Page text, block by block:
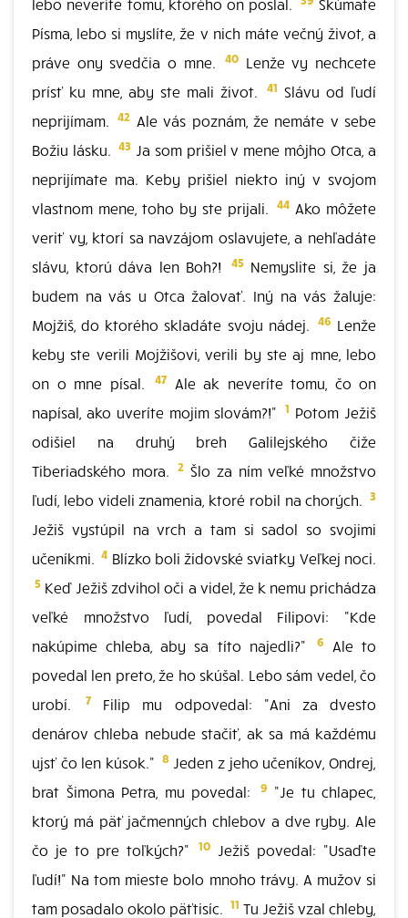
lebo neveríte tomu, ktorého on poslal.
Skúmate
Písma, lebo si myslíte, že v nich máte večný život, a
práve ony svedčia o mne.
40 Lenže vy nechcete
prísť ku mne, aby ste mali život.
41 Slávu od ľudí
neprijímam.
42 Ale vás poznám, že nemáte v sebe
Božiu lásku. 43Ja som prišiel v mene môjho Otca, a
neprijímate ma. Keby prišiel niekto iný v svojom
vlastnom mene, toho by ste prijali. 44 Ako môžete
veriť vy, ktorí sa navzájom oslavujete, a nehľadáte
slávu, ktorú dáva len Boh?!
45Nemyslite si, že ja
budem na vás u Otca žalovať. Iný na vás žaluje:
Mojžiš, do ktorého skladáte svoju nádej. 46 Lenže
keby ste verili Mojžišovi, verili by ste aj mne, lebo
on o mne písal.
47 Ale ak neveríte tomu, čo on
napísal, ako uveríte mojim slovám?!"
1 Potom Ježiš
odišiel na druhý breh Galilejského čiže
Tiberiadského mora.
2 Šlo za ním veľké množstvo
ľudí, lebo videli znamenia, ktoré robil na chorých. 3
Ježiš vystúpil na vrch a tam si sadol so svojimi
učeníkmi. 4 Blízko boli židovské sviatky Veľkej noci.
5 Keď Ježiš zdvihol oči a videl, že k nemu prichádza
veľké množstvo ľudí, povedal Filipovi: "Kde
nakúpime chleba, aby sa títo najedli?"
6
Ale to
povedal len preto, že ho skúšal. Lebo sám vedel, čo
urobí.
7 Filip mu odpovedal: "Ani za dvesto
denárov chleba nebude stačiť, ak sa má každému
ujsť čo len kúsok." 8 Jeden z jeho učeníkov, Ondrej,
brat Šimona Petra, mu povedal:
9 "Je tu chlapec,
ktorý má päť jačmenných chlebov a dve ryby. Ale
čo je to pre toľkých?"
10 Ježiš povedal: "Usaďte
ľudí!" Na tom mieste bolo mnoho trávy. A mužov si
tam posadalo okolo päťtisíc. 11 Tu Ježiš vzal chleby,